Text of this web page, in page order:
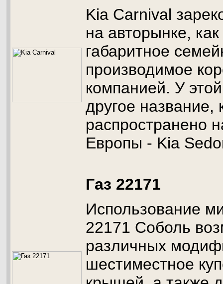
Kia Carnival
на авторынке,
габаритное
производимое
компанией. У
другое название,
распространено
Европы - Kia
Газ 22171
Использование
22171 Соболь
различных
шестиместное